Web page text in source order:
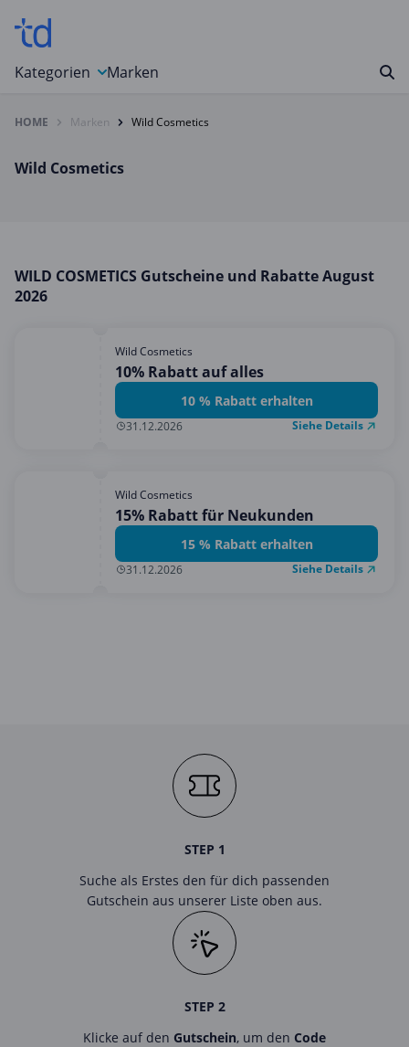
Kategorien
Auto, Motorrad & Werkzeuge
Essen & Trinken
Foto, Druck & Büro
Garten, Haushalt & Tiere
Gesundheit & Beauty
Mobilfunk & Internet
Marken
HOME Marken Wild Cosmetics
Wild Cosmetics
WILD COSMETICS Gutscheine und Rabatte August
2026
Wild Cosmetics
10% Rabatt auf alles
10 % Rabatt erhalten
31.12.2026 Siehe Details
Wild Cosmetics
15% Rabatt für Neukunden
15 % Rabatt erhalten
31.12.2026 Siehe Details
STEP 1
Suche als Erstes den für dich passenden
Gutschein aus unserer Liste oben aus.
STEP 2
Klicke auf den Gutschein, um den Code